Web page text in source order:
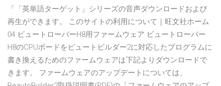
「「英単語ターゲット」シリーズの音声ダウンロードおよび
再生ができます。 このサイトの利用について｜旺文社ホーム
04 ビュートローバーH8用ファームウェア ビュートローバー
H8のCPUボードをビュートビルダー2に対応したプログラムに
書き換えるためのファームウェアは下記よりダウンロードで
きます。 ファームウェアのアップデートについては、